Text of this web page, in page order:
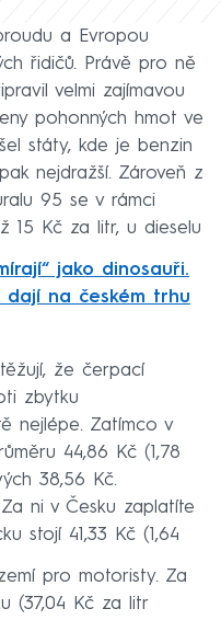
a Evropou
řidičů. Právě pro ně
velmi zajímavou
pohonných hmot ve
státy, kde je benzin
nejdražší. Zároveň z
95 se v rámci
15 Kč za litr, u dieselu
jako dinosauři.
dají na českém trhu
že čerpací
zbytku
nejlépe. Zatímco v
44,86 Kč (1,78
38,56 Kč.
ni v Česku zaplatíte
stojí 41,33 Kč (1,64
pro motoristy. Za
(37,04 Kč za litr